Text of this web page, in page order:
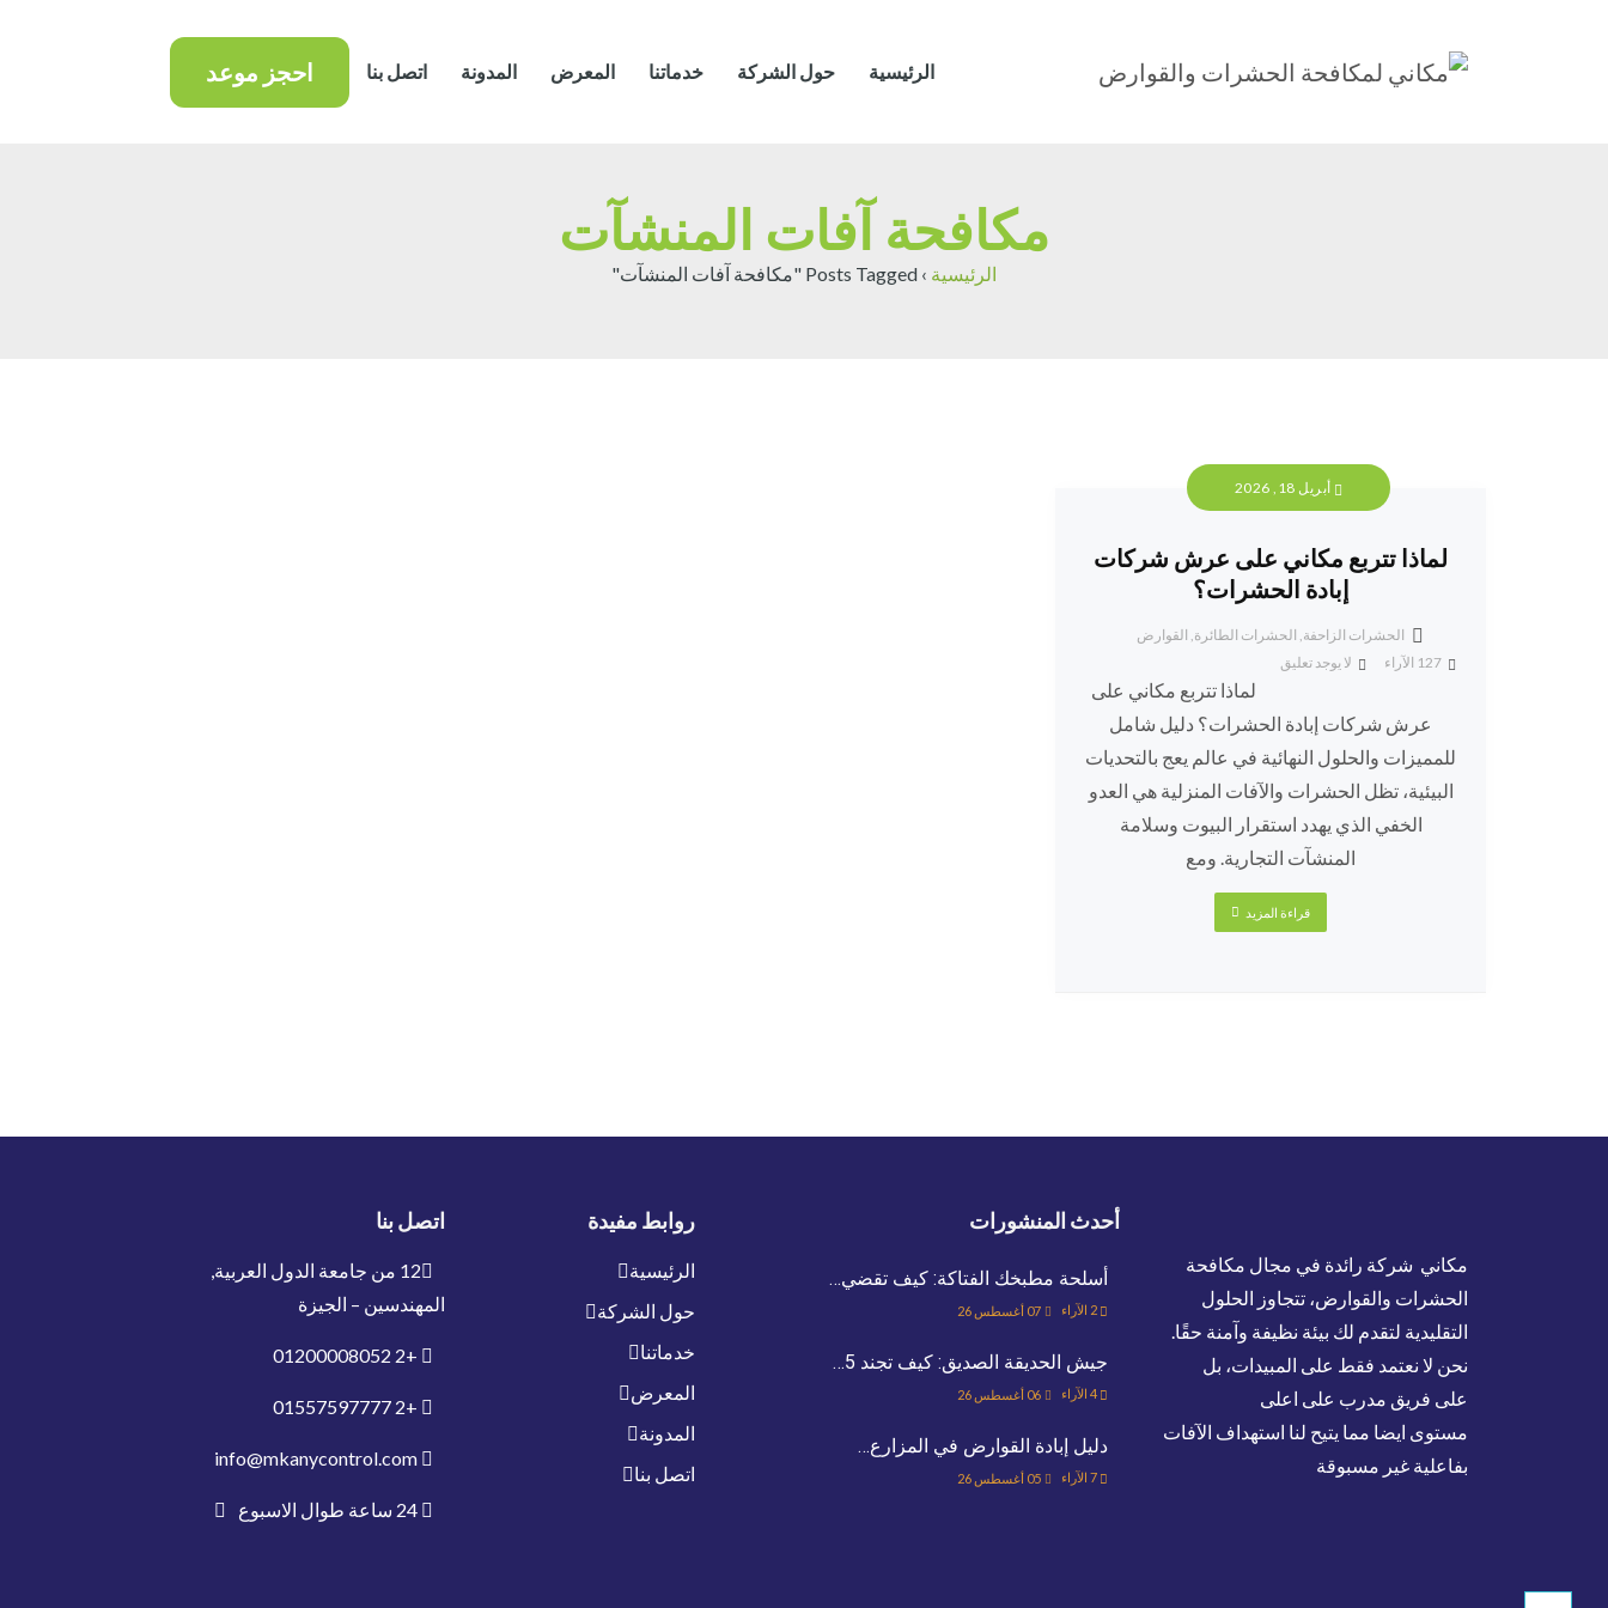
الرئيسية حول الشركة خدماتنا المعرض المدونة اتصل بنا احجز موعد
مكافحة آفات المنشآت
الرئيسية › Posts Tagged "مكافحة آفات المنشآت"
أبريل 18, 2026
لماذا تتربع مكاني على عرش شركات
إبادة الحشرات؟
الحشرات الزاحفة, الحشرات الطائرة, القوارض
لا يوجد تعليق
الآراء
لماذا تتربع مكاني على
عرش شركات إبادة الحشرات؟ دليل شامل
للمميزات والحلول النهائية في عالم يعج بالتحديات
البيئية، تظل الحشرات والآفات المنزلية هي العدو
الخفي الذي يهدد استقرار البيوت وسلامة
المنشآت التجارية. ومع
قراءة المزيد
مكاني شركة رائدة في مجال مكافحة
الحشرات والقوارض، تتجاوز الحلول
التقليدية لتقدم لك بيئة نظيفة وآمنة حقًا.
نحن لا نعتمد فقط على المبيدات، بل
على فريق مدرب على اعلى
مستوى ايضا مما يتيح لنا استهداف الآفات
بفاعلية غير مسبوقة
أحدث المنشورات
أسلحة مطبخك الفتاكة: كيف تقضي…
07 أغسطس 26 الآراء
جيش الحديقة الصديق: كيف تجند 5…
06 أغسطس 26 الآراء
دليل إبادة القوارض في المزارع…
05 أغسطس 26 الآراء
روابط مفيدة
الرئيسية
حول الشركة
خدماتنا
المعرض
المدونة
اتصل بنا
اتصل بنا
12 من جامعة الدول العربية,
المهندسين – الجيزة
+2
01200008052
+2
01557597777